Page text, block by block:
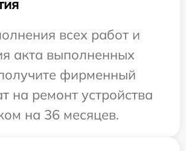
всех работ и
акта выполненных
фирменный
на ремонт устройства
на 36 месяцев.